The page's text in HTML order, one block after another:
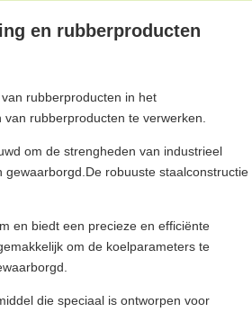
en rubberproducten
rubberproducten in het
rubberproducten te verwerken.
om de strengheden van industrieel
robuuste staalconstructie
en biedt een precieze en efficiënte
om de koelparameters te
die speciaal is ontworpen voor